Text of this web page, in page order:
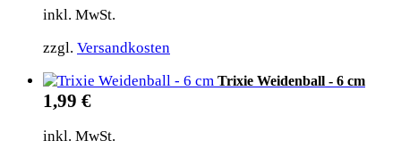
inkl. MwSt.
zzgl. Versandkosten
Trixie Weidenball - 6 cm
1,99 €
inkl. MwSt.